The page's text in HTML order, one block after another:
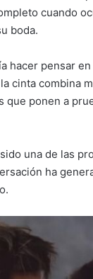
cuando
boda.
hacer pensar
cinta combina
que ponen a
una de las
ha